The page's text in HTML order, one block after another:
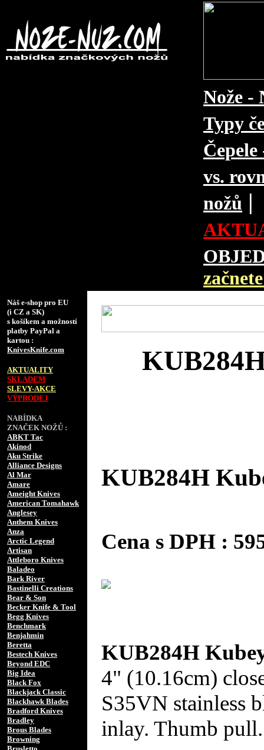
Nože -
Typy
vs.
nožů |
Náš e-shop pro EU
(i CZ a SK)
s košíkem a možností
platby PayPal a
kartou :
KnivesKnife.com
AKTUALITY
SKLADEM
SLEVY-AKCE
VÝPRODEJ
NABÍDKA
ZNAČEK NOŽŮ :
ABKT Tac
Akinod
Aku Strike
Alliance Designs
Al Mar
Amare
Ameight Knives
American Tomahawk
Anglesey
Anthem Knives
Anza
Arctic Legend
Artisan
Attleboro Knives
Baladeo
Bark River
Bastinelli Creations
Bear & Son
Becker Knife & Tool
Begg Knives
Benchmark
Benjahmin
Beretta
Bestech Knives
Beyond EDC
Big Idea
Black Fox
Blackjack Classic
Blackhawk Blades
Bradford Knives
Bradley
Brous Blades
Browning
KUB284H
Cena s DPH :
KUB284H
4" (10.16cm)
S35VN stainless
inlay. Thumb